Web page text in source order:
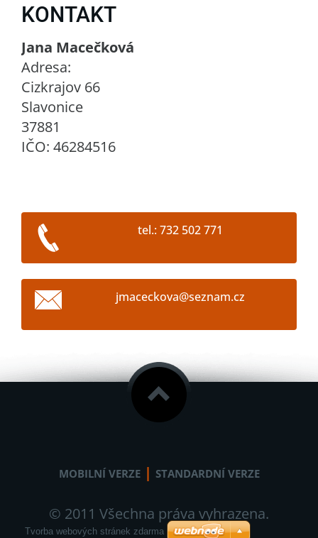
KONTAKT
Jana Macečková
Adresa:
Cizkrajov 66
Slavonice
37881
IČO: 46284516
tel.: 732 502 771
jmaceckova@seznam.cz
MOBILNÍ VERZE | STANDARDNÍ VERZE
© 2011 Všechna práva vyhrazena.
Tvorba webových stránek zdarma